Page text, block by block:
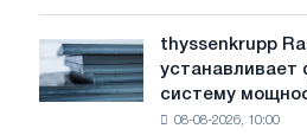
воды
угрожает
безопасности
thyssenkrupp
Rasselstein
устанавливает
фотоэлектрическую
thyssenkrupp
устанавливает
систему
08-08-2026, 10:00